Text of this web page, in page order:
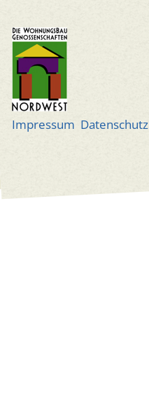
Impressum Datenschutz